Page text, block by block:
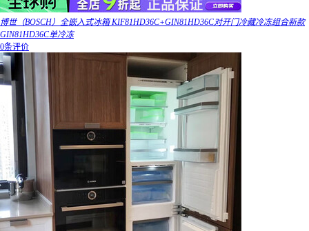
博世（BOSCH）全嵌入式冰箱 KIF81HD36C+GIN81HD36C对开门冷藏冷冻组合新款
GIN81HD36C单冷冻
0条评价